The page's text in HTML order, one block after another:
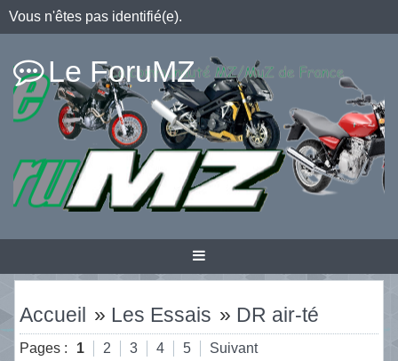
Vous n'êtes pas identifié(e).
Le ForuMZ
Accueil » Les Essais » DR air-té
Pages : 1 2 3 4 5 Suivant